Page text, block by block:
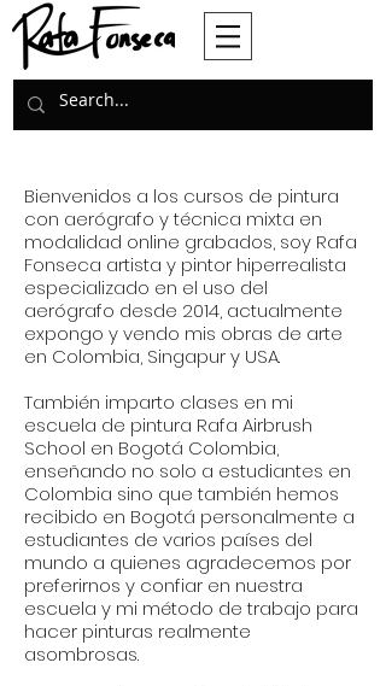
Bienvenidos a los cursos de pintura
con aerógrafo y técnica mixta en
modalidad online grabados, soy Rafa
Fonseca artista y pintor hiperrealista
especializado en el uso del
aerógrafo desde 2014, actualmente
expongo y vendo mis obras de arte
en Colombia, Singapur y USA.
También imparto clases en mi
escuela de pintura Rafa Airbrush
School en Bogotá Colombia,
enseñando no solo a estudiantes en
Colombia sino que también hemos
recibido en Bogotá personalmente a
estudiantes de varios países del
mundo a quienes agradecemos por
preferirnos y confiar en nuestra
escuela y mi método de trabajo para
hacer pinturas realmente
asombrosas.